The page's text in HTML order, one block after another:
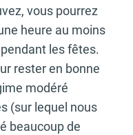
vous pourrez
heure au moins
les fêtes.
rester en bonne
modéré
(sur lequel nous
beaucoup de